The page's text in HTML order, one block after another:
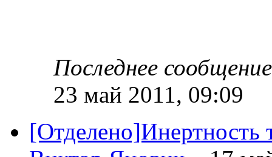
Последнее
23 май 2011, 09:09
[Отделено]Инертность